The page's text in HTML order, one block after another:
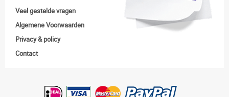
Veel gestelde vragen
Algemene Voorwaarden
Privacy & policy
Contact